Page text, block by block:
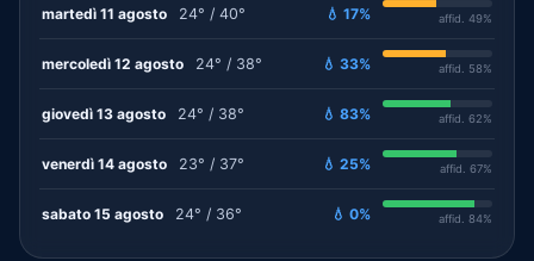
martedì 11 agosto 24° / 40° 💧 17% affid. 49%
mercoledì 12 agosto 24° / 38° 💧 33% affid. 58%
giovedì 13 agosto 24° / 38° 💧 83% affid. 62%
venerdì 14 agosto 23° / 37° 💧 25% affid. 67%
sabato 15 agosto 24° / 36° 💧 0% affid. 84%